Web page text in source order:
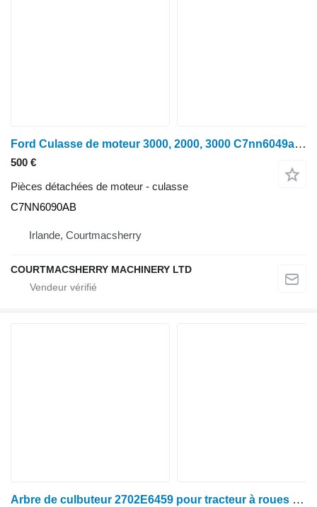
Ford Culasse de moteur 3000, 2000, 3000 C7nn6049ab, D0nn9f593a C7NN6090AB pour tracteur à roues
500 €
Pièces détachées de moteur - culasse
C7NN6090AB
Irlande, Courtmacsherry
COURTMACSHERRY MACHINERY LTD
Arbre de culbuteur 2702E6459 pour tracteur à roues Ford 2715E